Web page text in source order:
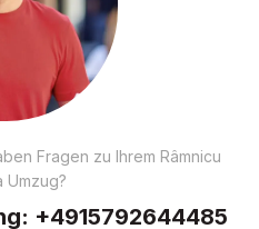
Fragen zu Ihrem Râmnicu
Umzug?
+4915792644485